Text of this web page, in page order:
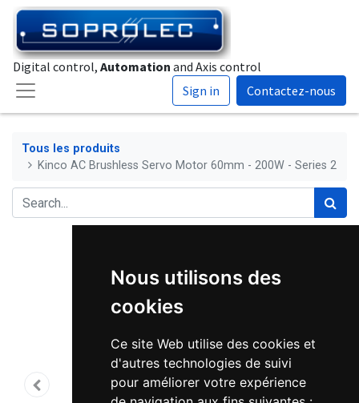
Nous utilisons des
cookies
Ce site Web utilise des cookies et
d'autres technologies de suivi
pour améliorer votre expérience
Digital control, Automation and Axis control
Sign in
Contactez-nous
Tous les produits
Kinco AC Brushless Servo Motor 60mm - 200W - Series 2